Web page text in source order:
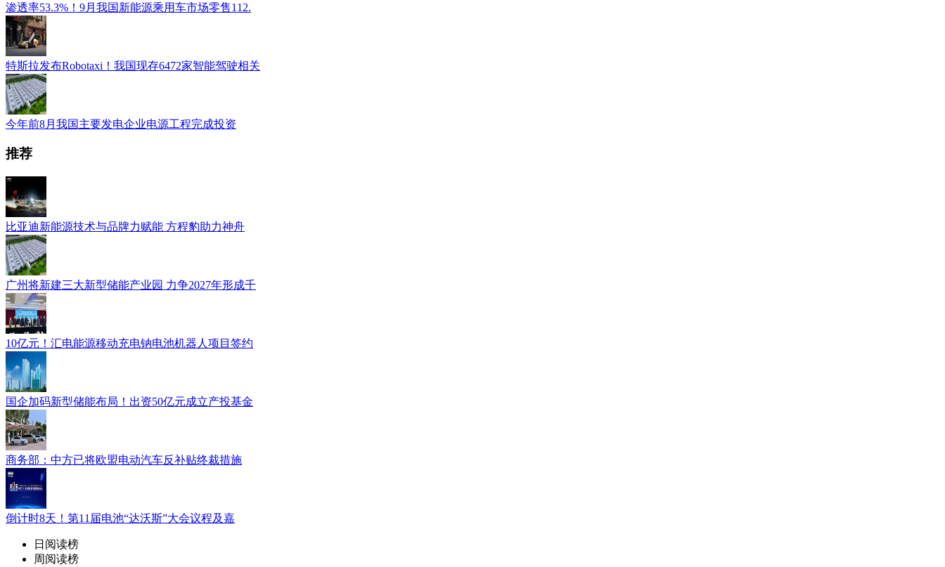
渗透率53.3%！9月我国新能源乘用车市场零售112.
特斯拉发布Robotaxi！我国现存6472家智能驾驶相关
今年前8月我国主要发电企业电源工程完成投资
推荐
比亚迪新能源技术与品牌力赋能 方程豹助力神舟
广州将新建三大新型储能产业园 力争2027年形成千
10亿元！汇电能源移动充电钠电池机器人项目签约
国企加码新型储能布局！出资50亿元成立产投基金
商务部：中方已将欧盟电动汽车反补贴终裁措施
倒计时8天！第11届电池“达沃斯”大会议程及嘉
日阅读榜
周阅读榜